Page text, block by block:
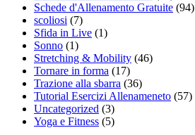
Schede d'Allenamento Gratuite (94)
scoliosi (7)
Sfida in Live (1)
Sonno (1)
Stretching & Mobility (46)
Tornare in forma (17)
Trazione alla sbarra (36)
Tutorial Esercizi Allenameneto (57)
Uncategorized (3)
Yoga e Fitness (5)